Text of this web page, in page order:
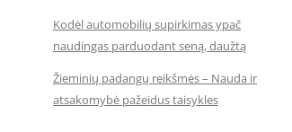
Kodėl automobilių supirkimas ypač
naudingas parduodant seną, daužtą
Žieminių padangų reikšmės – Nauda ir
atsakomybė pažeidus taisykles